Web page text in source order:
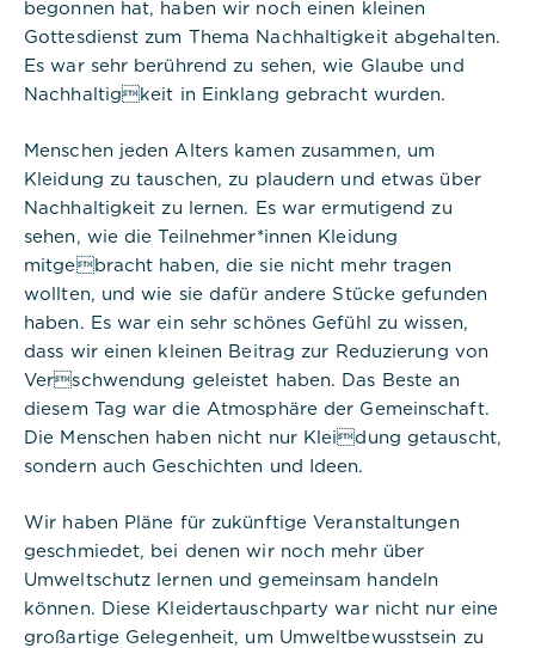
begonnen hat, haben wir noch einen kleinen
Gottesdienst zum Thema Nachhaltigkeit abgehalten.
Es war sehr berührend zu sehen, wie Glaube und
Nachhaltigkeit in Einklang gebracht wurden.
Menschen jeden Alters kamen zusammen, um
Kleidung zu tauschen, zu plaudern und etwas über
Nachhaltigkeit zu lernen. Es war ermutigend zu
sehen, wie die Teilnehmer*innen Kleidung
mitgebracht haben, die sie nicht mehr tragen
wollten, und wie sie dafür andere Stücke gefunden
haben. Es war ein sehr schönes Gefühl zu wissen,
dass wir einen kleinen Beitrag zur Reduzierung von
Verschwendung geleistet haben. Das Beste an
diesem Tag war die Atmosphäre der Gemeinschaft.
Die Menschen haben nicht nur Kleidung getauscht,
sondern auch Geschichten und Ideen.
Wir haben Pläne für zukünftige Veranstaltungen
geschmiedet, bei denen wir noch mehr über
Umweltschutz lernen und gemeinsam handeln
können. Diese Kleidertauschparty war nicht nur eine
großartige Gelegenheit, um Umweltbewusstsein zu
Cookies:
Cookie Name:
PHPSESSID
Dauer:
Session
Beschreibung:
Dieses Cookie ist nativ für PHP-
Anwendungen. Das Cookie wird
verwendet, um die eindeutige
Sitzungs-ID eines Benutzers zu
speichern und zu identifizieren, um
die Benutzersitzung auf der
Website zu verwalten. Das Cookie
ist ein Session-Cookie und wird
gelöscht, wenn alle Browserfenster
geschlossen sind.
Titel:
dpconsentmanagement